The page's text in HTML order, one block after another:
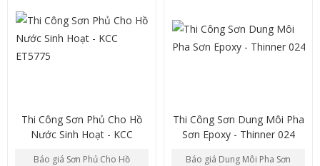
Thi Công Sơn Phủ Cho Hồ
Nước Sinh Hoạt - KCC
Báo giá Sơn Phủ Cho Hồ
Thi Công Sơn Dung Môi Pha
Sơn Epoxy - Thinner 024
Báo giá Dung Môi Pha Sơn